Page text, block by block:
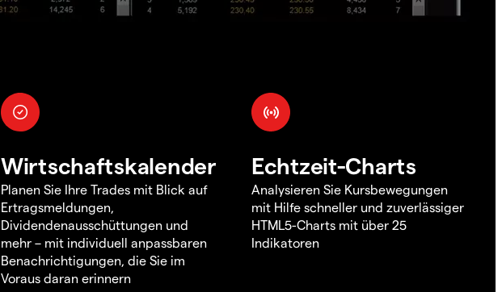
Wirtschaftskalender
Planen Sie Ihre Trades mit Blick auf
Ertragsmeldungen,
Dividendenausschüttungen und
mehr – mit individuell anpassbaren
Benachrichtigungen, die Sie im
Voraus daran erinnern
Echtzeit-Charts
Analysieren Sie Kursbewegungen
mit Hilfe schneller und zuverlässiger
HTML5-Charts mit über 25
Indikatoren